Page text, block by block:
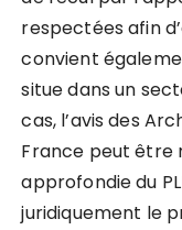
respectées afin
convient
situe dans un
cas, l’avis des
France peut être
approfondie du
juridiquement le